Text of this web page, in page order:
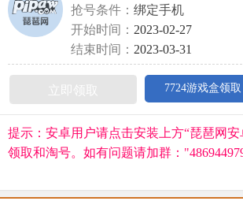
抢号条件： 绑定手机
开始时间： 2023-02-27
结束时间： 2023-03-31
立即领取 7724游戏盒领取
提示：安卓用户请点击安装上方“琵琶网安
领取和淘号。如有问题请加群：